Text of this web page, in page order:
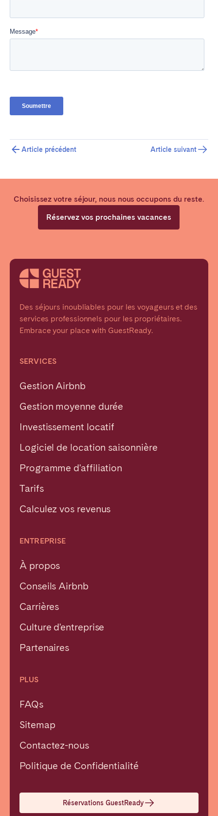
Article précédent Article suivant
Choisissez votre séjour, nous nous occupons du reste.
Réservez vos prochaines vacances
Des séjours inoubliables pour les voyageurs et des
services professionnels pour les propriétaires.
Embrace your place with GuestReady.
SERVICES
Gestion Airbnb
Gestion moyenne durée
Investissement locatif
Logiciel de location saisonnière
Programme d'affiliation
Tarifs
Calculez vos revenus
ENTREPRISE
À propos
Conseils Airbnb
Carrières
Culture d'entreprise
Partenaires
PLUS
FAQs
Sitemap
Contactez-nous
Politique de Confidentialité
Réservations GuestReady